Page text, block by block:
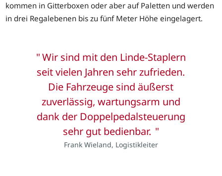
kommen in Gitterboxen oder aber auf Paletten und werden
in drei Regalebenen bis zu fünf Meter Höhe eingelagert.
Wir sind mit den Linde-Staplern
seit vielen Jahren sehr zufrieden.
Die Fahrzeuge sind äußerst
zuverlässig, wartungsarm und
dank der Doppelpedalsteuerung
sehr gut bedienbar.
Frank Wieland, Logistikleiter